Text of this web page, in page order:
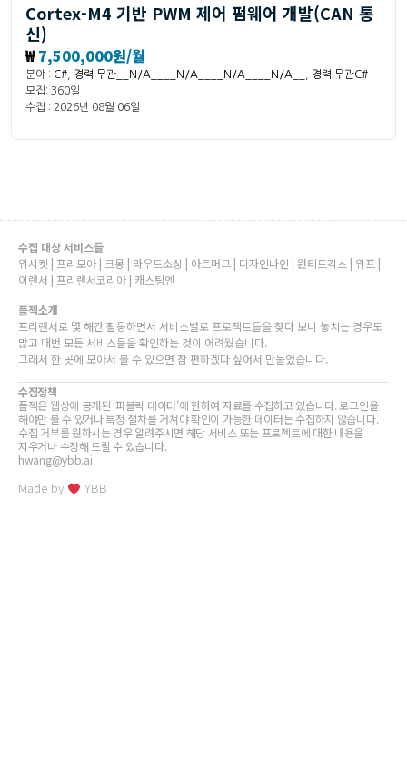
Cortex-M4 기반 PWM 제어 펌웨어 개발(CAN 통
신)
₩7,500,000원/월
분야 : C# 경력 무관__N/A____N/A____N/A____N/A__
경력 무관C#
모집: 360일
수집 : 2026년 08월 06일
수집 대상 서비스들
위시켓 | 프리모아 | 크몽 | 라우드소싱 | 아트머그 | 디자인나인 | 원티드긱스 | 위프 |
이랜서 | 프리랜서코리아 | 캐스팅엔
플젝소개
프리랜서로 몇 해간 활동하면서 서비스별로 프로젝트들을 찾다 보니 놓치는 경우도
많고 매번 모든 서비스들을 확인하는 것이 어려웠습니다.
그래서 한 곳에 모아서 볼 수 있으면 참 편하겠다 싶어서 만들었습니다.
수집정책
플젝은 웹상에 공개된 ‘퍼블릭 데이터’에 한하여 자료를 수집하고 있습니다. 로그인을
해야만 볼 수 있거나 특정 절차를 거쳐야 확인이 가능한 데이터는 수집하지 않습니다.
수집 거부를 원하시는 경우 알려주시면 해당 서비스 또는 프로젝트에 대한 내용을
지우거나 수정해 드릴 수 있습니다.
hwang@ybb.ai
Made by YBB